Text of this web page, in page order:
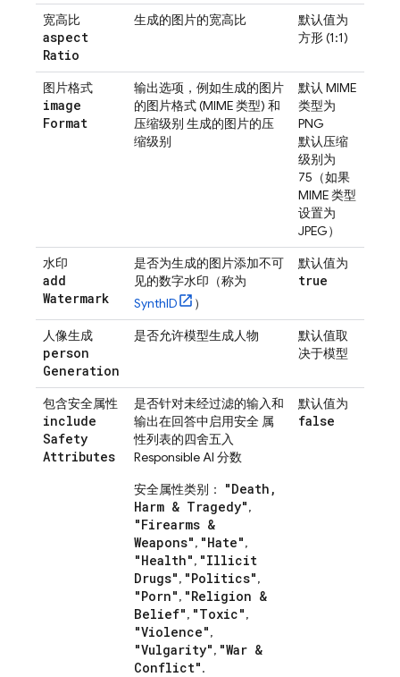
宽高比
aspect
Ratio
生成的图片的宽高比
默认值为
方形 (1:1)
图片格式
image
Format
输出选项，例如生成的图片
的图片格式 (MIME 类型) 和
压缩级别 生成的图片的压
缩级别
默认 MIME
类型为
PNG
默认压缩
级别为
75（如果
MIME 类型
设置为
JPEG）
水印
add
Watermark
是否为生成的图片添加不可
见的数字水印（称为
SynthID
）
默认值为
true
人像生成
person
Generation
是否允许模型生成人物
默认值取
决于模型
包含安全属性
include
Safety
Attributes
是否针对未经过滤的输入和
输出在回答中启用安全 属
性列表的四舍五入
Responsible AI 分数
安全属性类别：
"Death,
Harm & Tragedy",
"Firearms &
Weapons", "Hate",
"Health", "Illicit
Drugs", "Politics",
"Porn", "Religion &
Belief", "Toxic",
"Violence",
"Vulgarity", "War &
Conflict".
默认值为
false